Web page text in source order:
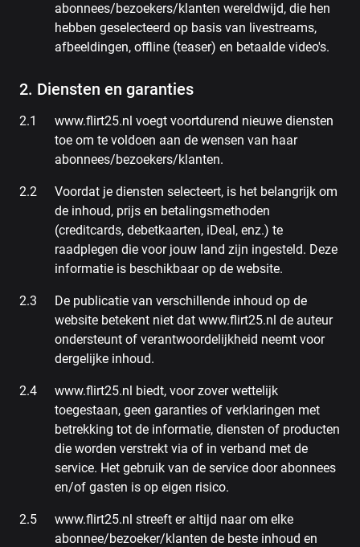
abonnees/bezoekers/klanten wereldwijd, die hen
hebben geselecteerd op basis van livestreams,
afbeeldingen, offline (teaser) en betaalde video's.
2. Diensten en garanties
www.flirt25.nl voegt voortdurend nieuwe diensten
toe om te voldoen aan de wensen van haar
abonnees/bezoekers/klanten.
Voordat je diensten selecteert, is het belangrijk om
de inhoud, prijs en betalingsmethoden
(creditcards, debetkaarten, iDeal, enz.) te
raadplegen die voor jouw land zijn ingesteld. Deze
informatie is beschikbaar op de website.
De publicatie van verschillende inhoud op de
website betekent niet dat www.flirt25.nl de auteur
ondersteunt of verantwoordelijkheid neemt voor
dergelijke inhoud.
www.flirt25.nl biedt, voor zover wettelijk
toegestaan, geen garanties of verklaringen met
betrekking tot de informatie, diensten of producten
die worden verstrekt via of in verband met de
service. Het gebruik van de service door abonnees
en/of gasten is op eigen risico.
www.flirt25.nl streeft er altijd naar om elke
abonnee/bezoeker/klanten de beste inhoud en